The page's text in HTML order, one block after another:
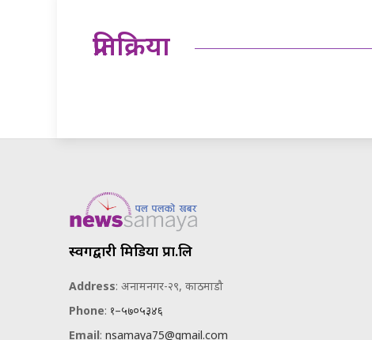
प्रतिक्रिया
स्वर्गद्वारी मिडिया प्रा.लि
Address: अनामनगर-२९, काठमाडौ
Phone: १–५७०५३४६
Email: nsamaya75@gmail.com